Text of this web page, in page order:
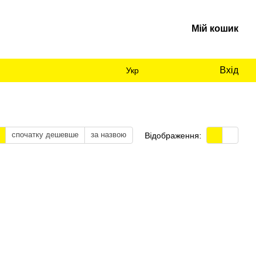
Мій кошик
Укр Вхід
спочатку дешевше за назвою Відображення: